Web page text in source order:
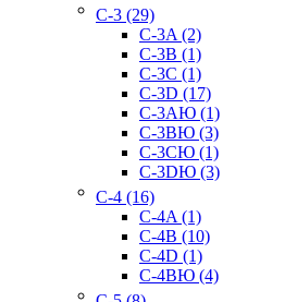
C-3 (29)
C-3A (2)
C-3B (1)
C-3C (1)
C-3D (17)
C-3AЮ (1)
C-3BЮ (3)
C-3CЮ (1)
C-3DЮ (3)
C-4 (16)
C-4A (1)
C-4B (10)
C-4D (1)
C-4BЮ (4)